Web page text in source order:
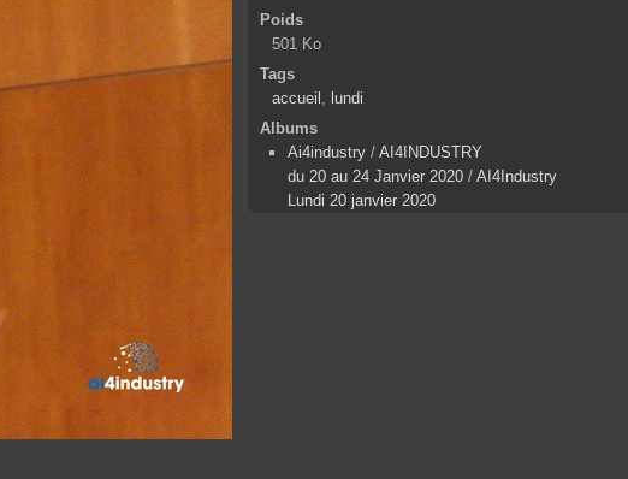
Poids
501 Ko
Tags
accueil
lundi
Albums
Ai4industry /AI4INDUSTRY
du 20 au 24 Janvier 2020 /AI4Industry
Lundi 20 janvier 2020